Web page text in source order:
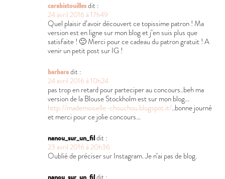
carabistouillesdit :
24 avril 2016 à 17h49
Quel plaisir d’avoir découvert ce topissime patron ! Ma
version est en ligne sur mon blog et j’en suis plus que
satisfaite ! 🙂 Merci pour ce cadeau du patron gratuit ! A
venir un petit post sur IG !
barbaradit :
24 avril 2016 à 10h24
pas trop en retard pour parteciper au concours..beh ma
version de la Blouse Stockholm est sur mon blog…
http://mademoiselle-chouchou.blogspot.it/..bonne journé
et merci pour ce jolie concours…
nanou_sur_un_fildit :
23 avril 2016 à 20h36
Oublié de préciser sur Instagram. Je n’ai pas de blog.